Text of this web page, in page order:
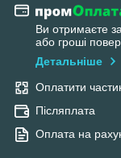
Ви отримаєте
або гроші
Детальніше
Оплатити
Післяплата
Оплата на